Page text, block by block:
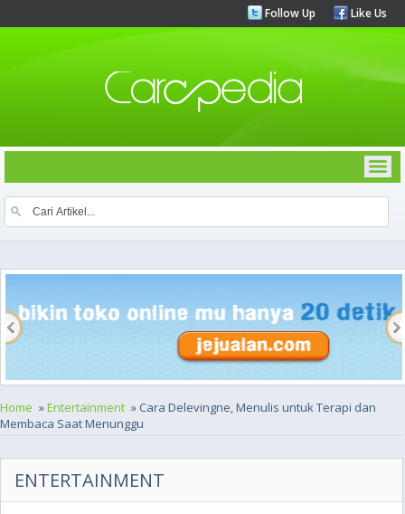
Follow Up Like Us
Home »Entertainment » Cara Delevingne, Menulis untuk Terapi dan
Membaca Saat Menunggu
ENTERTAINMENT